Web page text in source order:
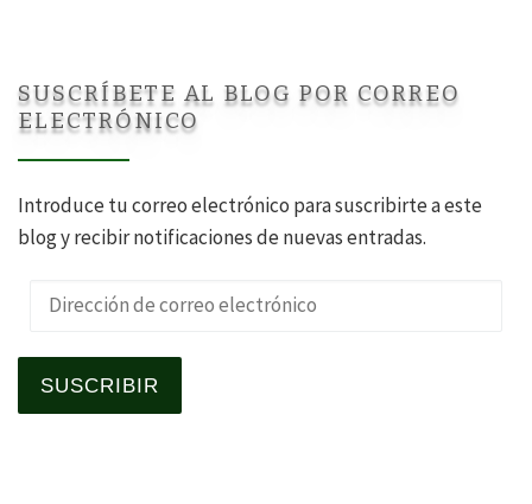
SUSCRÍBETE AL BLOG POR CORREO
ELECTRÓNICO
Introduce tu correo electrónico para suscribirte a este
blog y recibir notificaciones de nuevas entradas.
Dirección de correo electrónico
SUSCRIBIR